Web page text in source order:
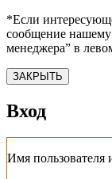
*Если
сообщение
менеджера” в
ЗАКРЫТЬ
Вход
Имя пользователя